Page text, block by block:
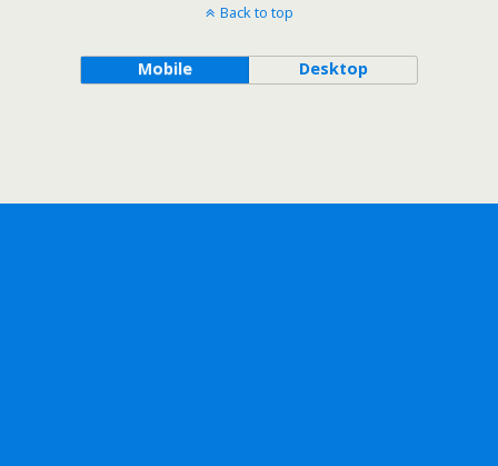
Back to top
Mobile Desktop